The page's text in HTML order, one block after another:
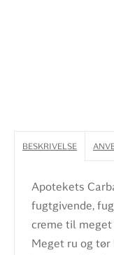
BESKRIVELSE
Apotekets
fugtgivende,
creme til meget
Meget ru og tør